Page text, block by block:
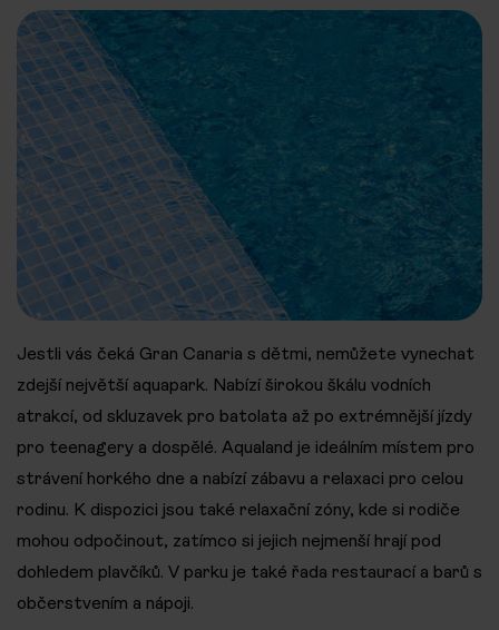
Jestli vás čeká Gran Canaria s dětmi, nemůžete vynechat
zdejší největší aquapark. Nabízí širokou škálu vodních
atrakcí, od skluzavek pro batolata až po extrémnější jízdy
pro teenagery a dospělé. Aqualand je ideálním místem pro
strávení horkého dne a nabízí zábavu a relaxaci pro celou
rodinu. K dispozici jsou také relaxační zóny, kde si rodiče
mohou odpočinout, zatímco si jejich nejmenší hrají pod
dohledem plavčíků. V parku je také řada restaurací a barů s
občerstvením a nápoji.